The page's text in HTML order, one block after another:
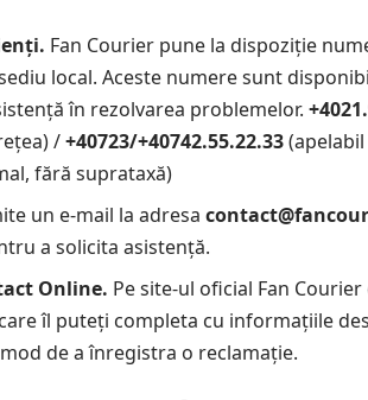
Fan Courier pune la dispoziție
local. Aceste numere sunt
în rezolvarea problemelor.
/+40723/+40742.55.22.33
fără suprataxă)
un e-mail la adresa
a solicita asistență.
Online. Pe site-ul oficial Fan
îl puteți completa cu informațiile
de a înregistra o reclamație.